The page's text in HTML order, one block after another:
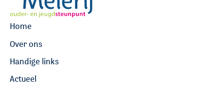
Home
Over ons
Handige links
Actueel